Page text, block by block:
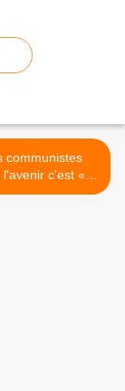
communistes
l'avenir c'est «
sans